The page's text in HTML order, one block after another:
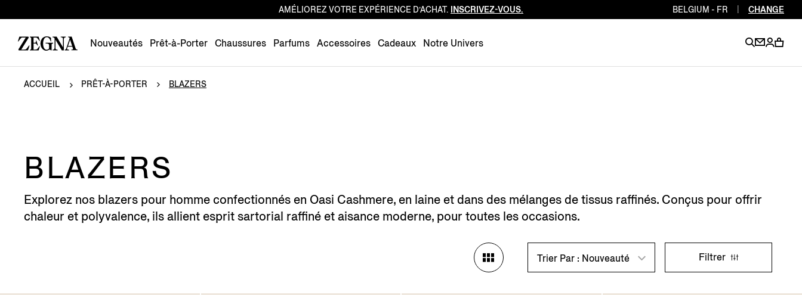
Luxembourg EN
Netherlands EN
Switzerland
United Kingdom
AMÉLIOREZ VOTRE EXPÉRIENCE D’ACHAT. INSCRIVEZ-VOUS. BELGIUM - FR CHANGE
Nouveautés Prêt-à-Porter Chaussures Parfums Accessoires Cadeaux Notre Univers
ACCUEIL PRÊT-À-PORTER BLAZERS
BLAZERS
Explorez nos blazers pour homme confectionnés en Oasi Cashmere, en laine et dans des mélanges de tissus raffinés. Conçus pour offrir
chaleur et polyvalence, ils allient esprit sartorial raffiné et aisance moderne, pour toutes les occasions.
Filtrer
Trier Par : Nouveauté